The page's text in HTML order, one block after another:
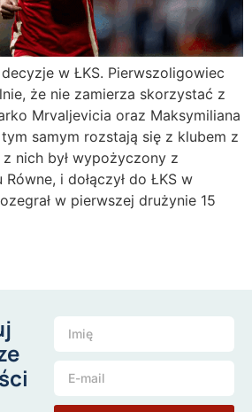
w ŁKS. Pierwszoligowiec
że nie zamierza skorzystać z
Mrvaljevicia oraz Maksymiliana
samym rozstają się z klubem z
nich był wypożyczony z
i dołączył do ŁKS w
w pierwszej drużynie 15